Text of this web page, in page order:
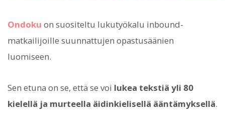
Ondoku on suositeltu lukutyökalu inbound-
matkailijoille suunnattujen opastusäänien
luomiseen.
Sen etuna on se, että se voi lukea tekstiä yli 80
kielellä ja murteella äidinkielisellä ääntämyksellä.